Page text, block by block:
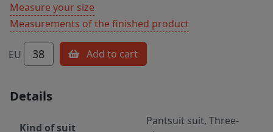
Measure your size
Measurements of the finished product
EU 38 Add to cart
Details
Kind of suit
Pantsuit suit, Three-